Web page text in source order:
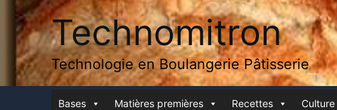
Aller
contenu
Technomitron
Technologie en Boulangerie Pâtisserie
Bases Matières pre­mières Recettes